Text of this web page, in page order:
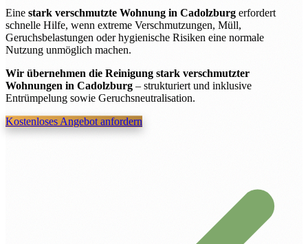
Eine stark verschmutzte Wohnung in Cadolzburg erfordert
schnelle Hilfe, wenn extreme Verschmutzungen, Müll,
Geruchsbelastungen oder hygienische Risiken eine normale
Nutzung unmöglich machen.
Wir übernehmen die Reinigung stark verschmutzter
Wohnungen in Cadolzburg– strukturiert und inklusive
Entrümpelung sowie Geruchsneutralisation.
Kostenloses Angebot anfordern